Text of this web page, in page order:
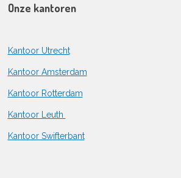
Onze kantoren
Kantoor Utrecht
Kantoor Amsterdam
Kantoor Rotterdam
Kantoor Leuth
Kantoor Swifterbant